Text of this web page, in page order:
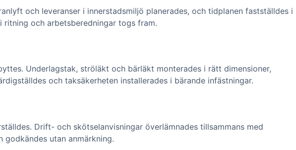
och leveranser i innerstadsmiljö planerades, och tidplanen fastställdes i
ritning och arbetsberedningar togs fram.
Underlagstak, ströläkt och bärläkt monterades i rätt dimensioner,
och taksäkerheten installerades i bärande infästningar.
Drift- och skötselanvisningar överlämnades tillsammans med
utan anmärkning.